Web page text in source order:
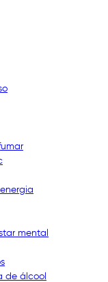
mental
de álcool